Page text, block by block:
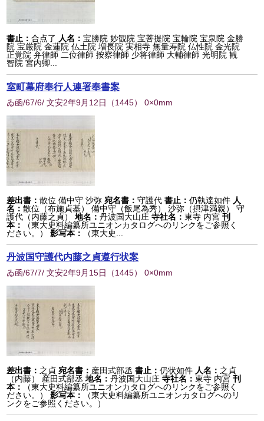
書止：合点了 人名：宝勝院 妙観院 宝菩提院 宝輪院 宝泉院 金勝
院 宝厳院 金蓮院 仏土院 増長院 実相寺 無量寿院 仏性院 金光院
正覚院 弁律師 二位律師 按察律師 少将律師 大輔律師 光明院 観
智院 宮内卿...
室町幕府奉行人連署奉書案
ゐ函/67/6/ 文安2年9月12日 （1445） 0×0mm
差出書：散位 備中守 沙弥 宛名書：守護代 書止：仍執達如件 人
名：散位（布施貞基） 備中守（飯尾為秀） 沙弥（摂津満親） 守
護代（内藤之貞）
地名：丹波国大山庄 寺社名：東寺 内宮 刊
本：
（東大史料編纂所ユニオンカタログへのリンクをご参照く
ださい。）
影写本： （東大史...
丹波国守護代内藤之貞遵行状案
ゐ函/67/7/ 文安2年9月15日 （1445） 0×0mm
差出書： 之貞 宛名書： 産田式部丞 書止：仍状如件 人名： 之貞
（内藤） 産田式部丞 地名：丹波国大山庄 寺社名：東寺 内宮 刊
本：
（東大史料編纂所ユニオンカタログへのリンクをご参照く
ださい。）
影写本：
（東大史料編纂所ユニオンカタログへのリ
ンクをご参照ください。）